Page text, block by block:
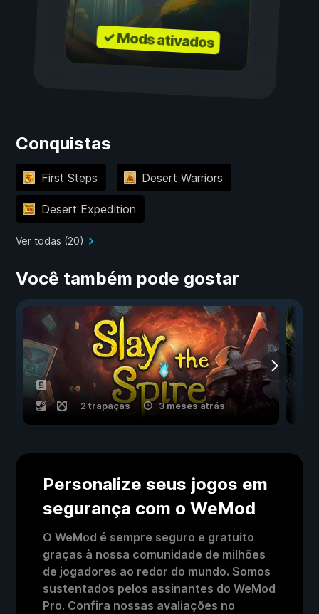
✓ Mods ativados
Conquistas
First Steps Desert Warriors
Desert Expedition
Ver todas (20)
Você também pode gostar
2 trapaças 3 meses atrás
Personalize seus jogos em
segurança com o WeMod
O WeMod é sempre seguro e gratuito
graças à nossa comunidade de milhões
de jogadores ao redor do mundo. Somos
sustentados pelos assinantes do WeMod
Pro. Confira nossas avaliações no